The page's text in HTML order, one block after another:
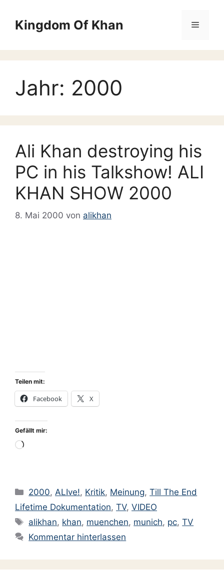
Inhalt
springen
Kingdom Of Khan Menü
Jahr: 2000
Ali Khan destroying his
PC in his Talkshow! ALI
KHAN SHOW 2000
8. Mai 2000 von alikhan
Teilen mit:
Facebook X
Gefällt mir:
Wird
Kategorien
2000,ALIve!, Kritik, Meinung,Till The End
Lifetime Dokumentation, TV, VIDEO
Schlagwörter
alikhan, khan, muenchen, munich, pc,TV
Kommentar hinterlassen